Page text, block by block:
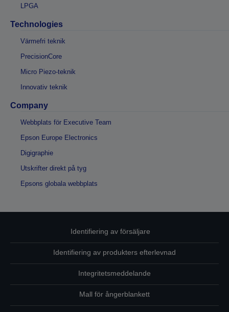
LPGA
Technologies
Värmefri teknik
PrecisionCore
Micro Piezo-teknik
Innovativ teknik
Company
Webbplats för Executive Team
Epson Europe Electronics
Digigraphie
Utskrifter direkt på tyg
Epsons globala webbplats
Identifiering av försäljare
Identifiering av produkters efterlevnad
Integritetsmeddelande
Mall för ångerblankett